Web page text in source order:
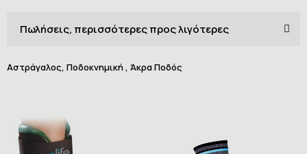
Αστράγαλος, Ποδοκνημική , Άκρα Ποδός